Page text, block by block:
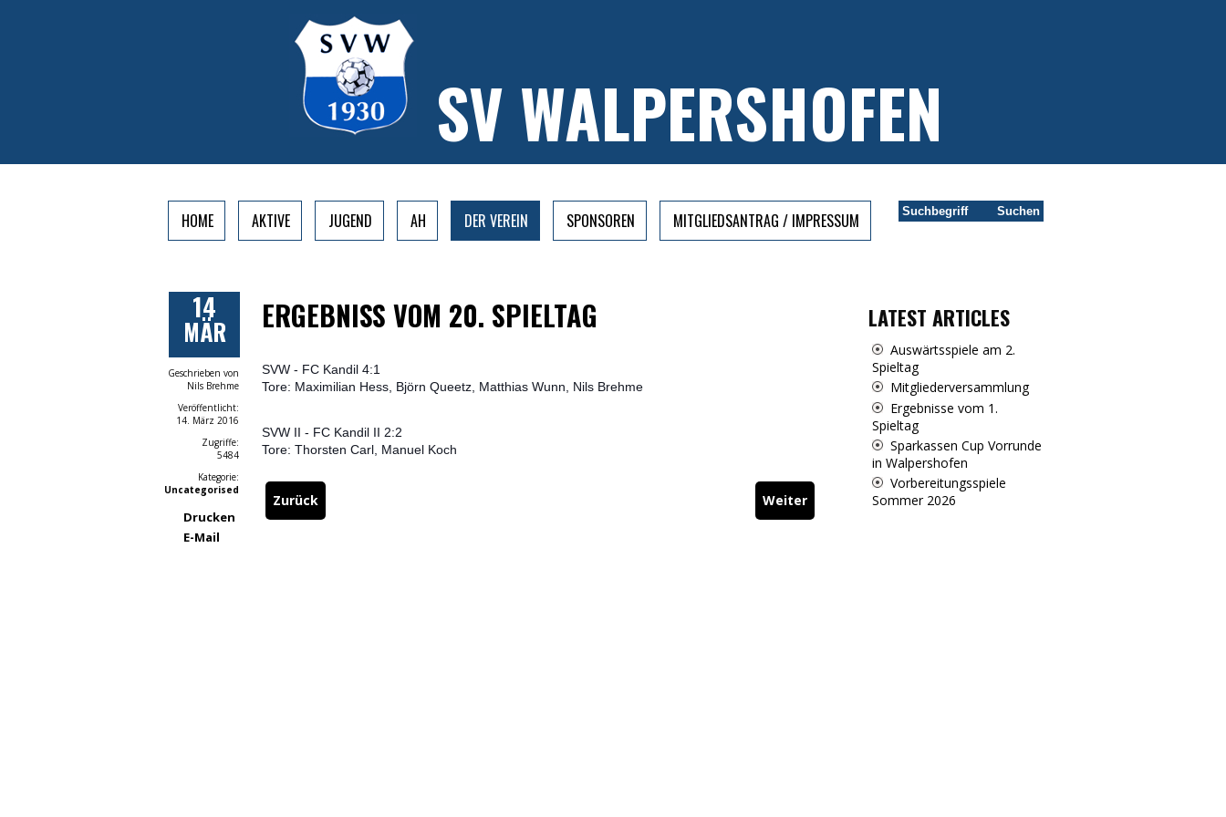
SV WALPERSHOFEN
HOME AKTIVE JUGEND AH DER VEREIN SPONSOREN MITGLIEDSANTRAG / IMPRESSUM
14
MÄR
Geschrieben von
Nils Brehme
Veröffentlicht:
14. März 2016
Zugriffe:
5484
Kategorie:
Uncategorised
Drucken
E-Mail
ERGEBNISS VOM 20. SPIELTAG
SVW - FC Kandil 4:1
Tore: Maximilian Hess, Björn Queetz, Matthias Wunn, Nils Brehme
SVW II - FC Kandil II 2:2
Tore: Thorsten Carl, Manuel Koch
Zurück Weiter
LATEST ARTICLES
Auswärtsspiele am 2.
Spieltag
Mitgliederversammlung
Ergebnisse vom 1.
Spieltag
Sparkassen Cup Vorrunde
in Walpershofen
Vorbereitungsspiele
Sommer 2026